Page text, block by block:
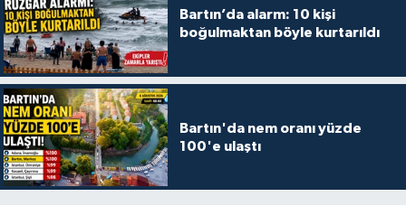
Bartın’da alarm: 10 kişi
boğulmaktan böyle kurtarıldı
Bartın'da nem oranı yüzde
100'e ulaştı